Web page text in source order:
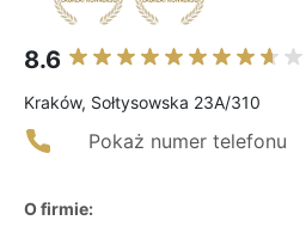
8.6
Kraków, Sołtysowska 23A/310
Pokaż numer telefonu
O firmie: